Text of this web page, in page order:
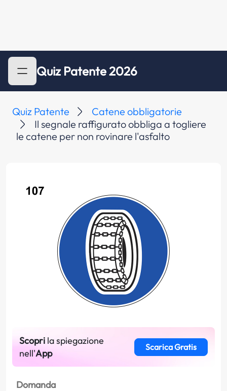
Quiz Patente 2026
Quiz Patente
Catene obbligatorie
Il segnale raffigurato obbliga a togliere
le catene per non rovinare l'asfalto
Scopri la spiegazione
nell'App
Scarica Gratis
Domanda